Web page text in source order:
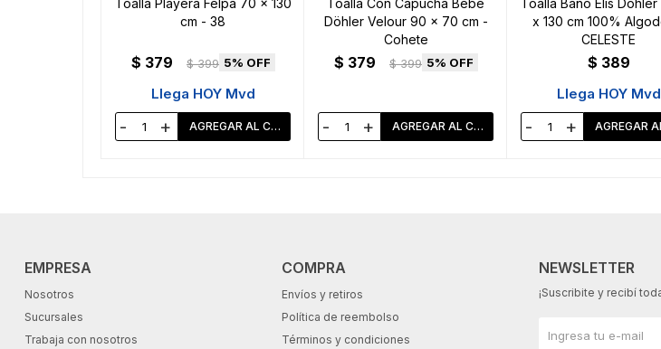
Toalla Playera Felpa 70 x 130
cm - 38
$ 379 $ 399 5
Llega HOY Mvd
- +
Toalla Con Capucha Bebé
Döhler Velour 90 x 70 cm -
Cohete
$ 379 $ 399 5
- +
Toalla Baño Elis Döhler
x 130 cm 100%
CELESTE
$ 389
Llega HOY Mvd
- +
EMPRESA
Nosotros
Sucursales
Trabaja con nosotros
COMPRA
Envíos y retiros
Política de reembolso
Términos y condiciones
NEWSLETTER
¡Suscribite y recibí